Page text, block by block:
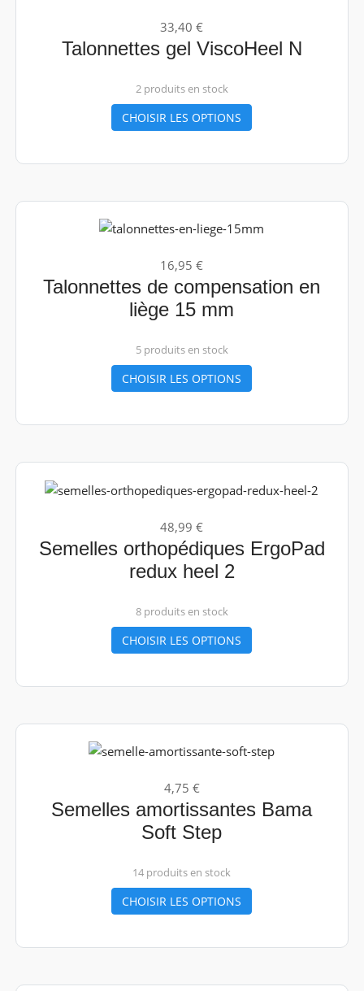
33,40 €
Talonnettes gel ViscoHeel N
2 produits en stock
CHOISIR LES OPTIONS
16,95 €
Talonnettes de compensation en
liège 15 mm
5 produits en stock
CHOISIR LES OPTIONS
48,99 €
Semelles orthopédiques ErgoPad
redux heel 2
8 produits en stock
CHOISIR LES OPTIONS
4,75 €
Semelles amortissantes Bama
Soft Step
14 produits en stock
CHOISIR LES OPTIONS